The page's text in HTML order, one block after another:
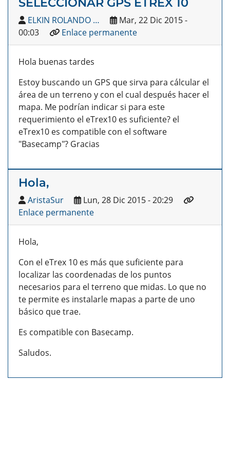
ELKIN ROLANDO …
Mar, 22 Dic 2015 -
00:03
Enlace permanente
Hola buenas tardes
Estoy buscando un GPS que sirva para cálcular el
área de un terreno y con el cual después hacer el
mapa. Me podrían indicar si para este
requerimiento el eTrex10 es suficiente? el
eTrex10 es compatible con el software
"Basecamp"? Gracias
Hola,
AristaSur
Lun, 28 Dic 2015 - 20:29
Enlace permanente
Hola,
Con el eTrex 10 es más que suficiente para
localizar las coordenadas de los puntos
necesarios para el terreno que midas. Lo que no
te permite es instalarle mapas a parte de uno
básico que trae.
Es compatible con Basecamp.
Saludos.